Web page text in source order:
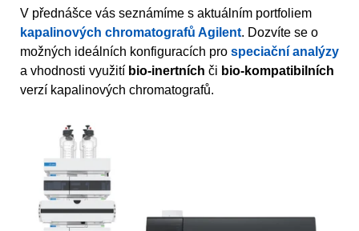
V přednášce vás seznámíme s aktuálním portfoliem
kapalinových chromatografů Agilent. Dozvíte se o
možných ideálních konfiguracích pro speciační analýzy
a vhodnosti využití bio-inertních či bio-kompatibilních
verzí kapalinových chromatografů.